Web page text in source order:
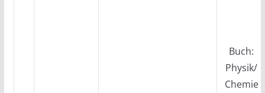
Buch:
Physik/
Chemie